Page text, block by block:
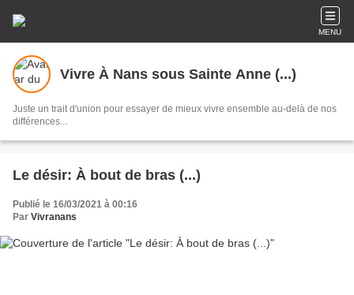
MENU
Vivre À Nans sous Sainte Anne (...)
Juste un trait d'union pour essayer de mieux vivre ensemble au-delà de nos
différences...
Le désir: À bout de bras (...)
Publié le 16/03/2021 à 00:16
Par Vivranans